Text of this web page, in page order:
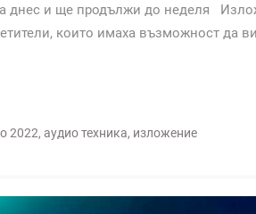
днес и ще продължи до неделя
които имаха възможност да
2022, аудио техника, изложение